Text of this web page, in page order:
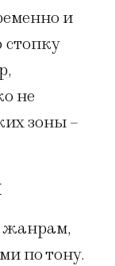
и
стопку
не
зоны –
жанрам,
по тону.